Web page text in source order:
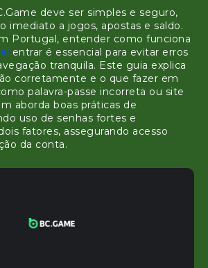
deve ser simples e seguro,
imediato a jogos, apostas e saldo.
Portugal, entender como funciona
entrar é essencial para evitar erros
tranquila. Este guia explica
corretamente e o que fazer em
palavra-passe incorreta ou site
aborda boas práticas de
uso de senhas fortes e
fatores, assegurando acesso
da conta.